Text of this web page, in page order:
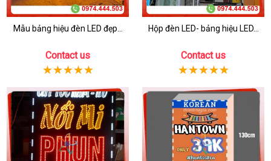
Mẫu bảng hiệu đèn LED đẹp...
Contact us
Hộp đèn LED- bảng hiệu LED...
Contact us